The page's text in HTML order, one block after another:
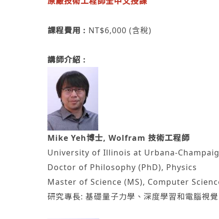
課程費用 : NT$6,000 (含稅)
講師介紹 :
Mike Yeh博士, Wolfram 技術工程師
University of Illinois at Urbana-
Doctor of Philosophy (PhD), Physics
Master of Science (MS), Computer
研究專長: 基礎量子力學、深度學習和電腦視覺